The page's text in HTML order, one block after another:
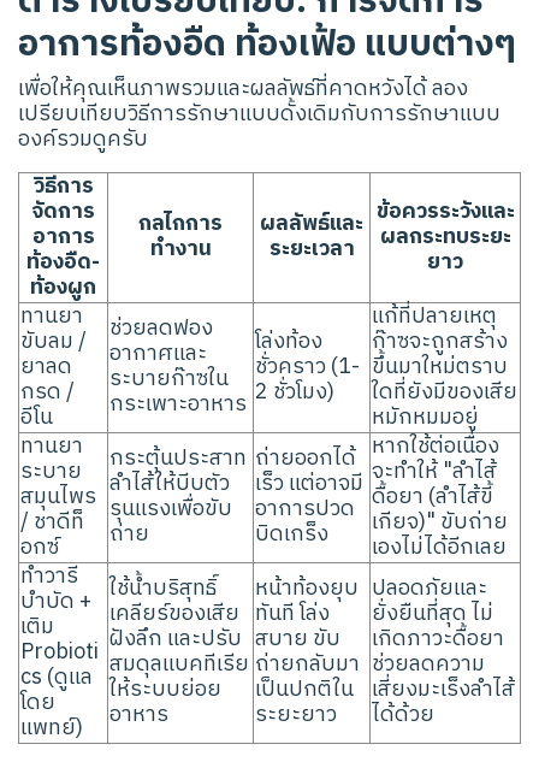
อาการท้องอืด ท้องเฟ้อ แบบต่างๆ
เพื่อให้คุณเห็นภาพรวมและผลลัพธ์ที่คาดหวังได้ ลอง
เปรียบเทียบวิธีการรักษาแบบดั้งเดิมกับการรักษาแบบ
องค์รวมดูครับ
วิธีการ
จัดการ
อาการ
ท้องอืด-
ท้องผูก
กลไกการ
ทำงาน
ผลลัพธ์และ
ระยะเวลา
ข้อควรระวังและ
ผลกระทบระยะ
ยาว
ทานยา
ขับลม /
ยาลด
กรด /
อีโน
ช่วยลดฟอง
อากาศและ
ระบายก๊าซใน
กระเพาะอาหาร
โล่งท้อง
ชั่วคราว (1-
2 ชั่วโมง)
แก้ที่ปลายเหตุ
ก๊าซจะถูกสร้าง
ขึ้นมาใหม่ตราบ
ใดที่ยังมีของเสีย
หมักหมมอยู่
ทานยา
ระบาย
สมุนไพร
/ ชาดีท็
อกซ์
กระตุ้นประสาท
ลำไส้ให้บีบตัว
รุนแรงเพื่อขับ
ถ่าย
ถ่ายออกได้
เร็ว แต่อาจมี
อาการปวด
บิดเกร็ง
หากใช้ต่อเนื่อง
จะทำให้ "ลำไส้
ดื้อยา (ลำไส้ขี้
เกียจ)" ขับถ่าย
เองไม่ได้อีกเลย
ทำวารี
บำบัด +
เติม
Probioti
cs (ดูแล
โดย
แพทย์)
ใช้น้ำบริสุทธิ์
เคลียร์ของเสีย
ฝังลึก และปรับ
สมดุลแบคทีเรีย
ให้ระบบย่อย
อาหาร
หน้าท้องยุบ
ทันที โล่ง
สบาย ขับ
ถ่ายกลับมา
เป็นปกติใน
ระยะยาว
ปลอดภัยและ
ยั่งยืนที่สุด ไม่
เกิดภาวะดื้อยา
ช่วยลดความ
เสี่ยงมะเร็งลำไส้
ได้ด้วย